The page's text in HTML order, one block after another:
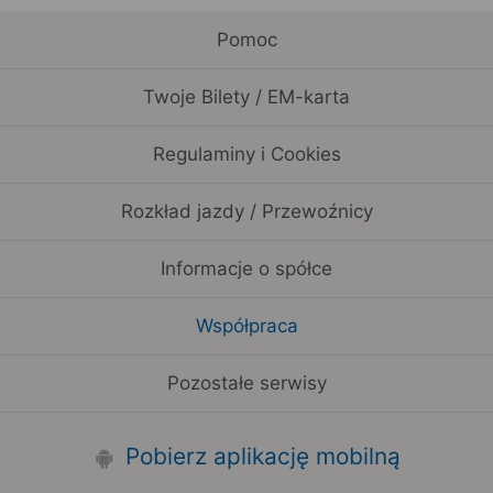
Pomoc
Twoje Bilety / EM-karta
Regulaminy i Cookies
Rozkład jazdy / Przewoźnicy
Informacje o spółce
Współpraca
Pozostałe serwisy
Pobierz aplikację mobilną